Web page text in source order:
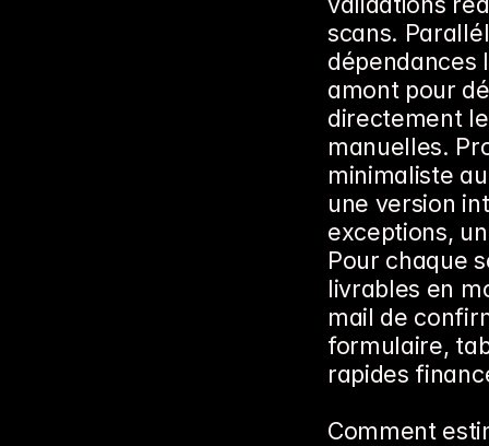
scans.
dépendances
amont pour
directement
manuelles.
minimaliste
une version
exceptions,
Pour chaque
livrables en
mail de
formulaire,
rapides
Comment